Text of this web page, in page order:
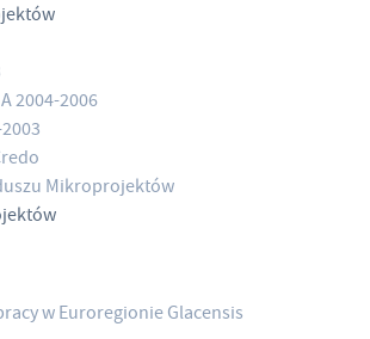
2004-2006
Mikroprojektów
w Euroregionie Glacensis